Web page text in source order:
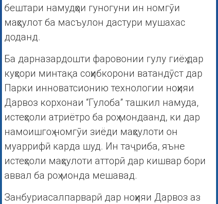
бештари намудҳои гуногуни ин номгӯи
маҳсулот ба масъулон дастури мушахас
доданд.
Ба дарназардошти фаровонии гулу гиëҳ дар
куҳсори минтақа соҳибкорони ватандӯст дар
Парки инноватсионию технологии ноҳияи
Дарвоз корхонаи “Гулоба” ташкил намуда,
истеҳсоли атриëтро ба роҳ мондаанд, ки дар
намоишгоҳ номгӯи зиëди маҳсулоти он
муаррифӣ карда шуд. Ин таҷриба, яъне
истеҳсоли маҳсулоти атторӣ дар кишвар бори
аввал ба роҳ монда мешавад.
Занбуриасалпарварӣ дар ноҳияи Дарвоз аз